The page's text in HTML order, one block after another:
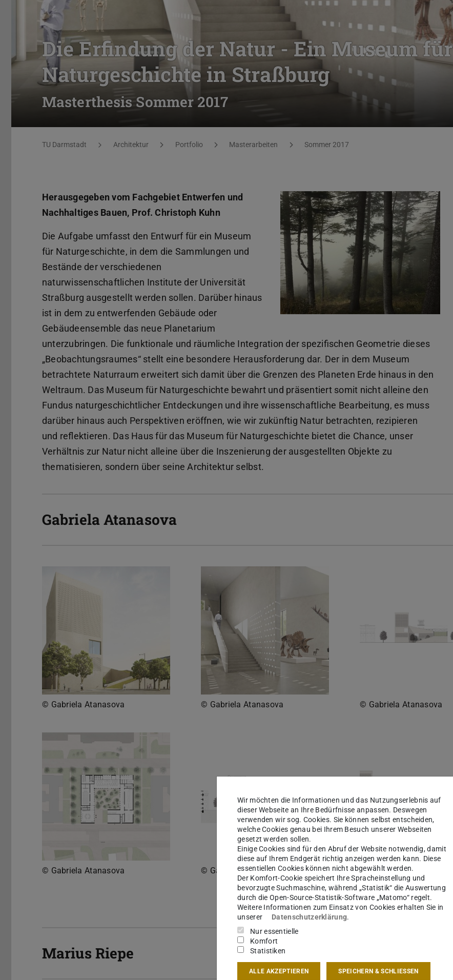
Die Erfindung der Natur - Ein Museum für
Naturgeschichte in Straßburg
Masterthesis Sommer 2017
Sie befinden sich hier:
TU Darmstadt Architektur Portfolio Masterarbeiten Sommer 2017
Herausgegeben vom Fachgebiet Entwerfen und
Nachhaltiges Bauen, Prof. Christoph Kuhn
Die Aufgabe umfasst den Entwurf für ein Museum
für Naturgeschichte, in dem die Sammlungen und
Bestände der verschiedenen
naturwissenschaftlichen Institute der Universität
Straßburg ausgestellt werden sollen. Darüber hinaus
ist in dem zu entwerfenden Gebäude oder
Gebäudeensemble das neue Planetarium
unterzubringen. Die funktionale und räumliche Integration der spezifischen Geometrie dieses
„Beobachtungsraumes“ stellt eine besondere Herausforderung dar. Der in dem Museum
betrachtete Naturraum erweitert sich damit über die Grenzen des Planeten Erde hinaus in den
Weltraum. Das Museum für Naturgeschichte bewahrt und präsentiert somit nicht alleine den
Fundus naturgeschichtlicher Entdeckungen und ihre wissenschaftliche Bearbeitung, es muss
darüber hinaus auch Perspektiven eröffnen, wie wir zukünftig Natur betrachten, rezipieren
und reflektieren. Das Haus für das Museum für Naturgeschichte bietet die Chance, unser
Verhältnis zur Natur nicht alleine über die Inszenierung der ausgestellten Objekte zu
thematisieren, sondern über seine Architektur selbst.
Gabriela Atanasova
© Gabriela Atanasova © Gabriela Atanasova © Gabriela Atanasova
© Gabriela Atanasova © Gabriela Atanasova © Gabriela Atanasova
Marius Riepe
Wir möchten die Informationen und das Nutzungserlebnis auf
dieser Webseite an Ihre Bedürfnisse anpassen. Deswegen
verwenden wir sog. Cookies. Sie können selbst entscheiden,
welche Cookies genau bei Ihrem Besuch unserer Webseiten
gesetzt werden sollen.
Einige Cookies sind für den Abruf der Website notwendig, damit
diese auf Ihrem Endgerät richtig anzeigen werden kann. Diese
essentiellen Cookies können nicht abgewählt werden.
Der Komfort-Cookie speichert Ihre Spracheinstellung und
bevorzugte Suchmaschine, während „Statistik“ die Auswertung
durch die Open-Source-Statistik-Software „Matomo“ regelt.
Weitere Informationen zum Einsatz von Cookies erhalten Sie in
unserer
Datenschutzerklärung.
Nur essentielle
Komfort
Statistiken
ALLE AKZEPTIEREN SPEICHERN & SCHLIESSEN